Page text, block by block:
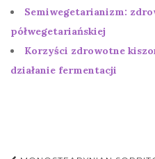
Semiwegetarianizm:
półwegetariańskiej
Korzyści zdrowotne
działanie fermentacji